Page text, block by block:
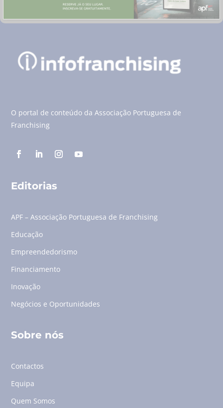
O portal de conteúdo da Associação Portuguesa de
Franchising
Editorias
APF – Associação Portuguesa de Franchising
Educação
Empreendedorismo
Financiamento
Inovação
Negócios e Oportunidades
Sobre nós
Contactos
Equipa
Quem Somos